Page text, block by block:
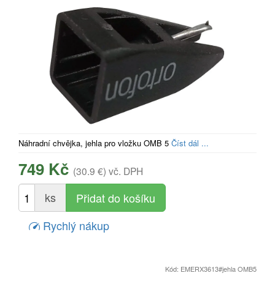
Náhradní chvějka, jehla pro vložku OMB 5 Číst dál ...
749 Kč (30.9 €) vč. DPH
ks
Rychlý nákup
Kód: EMERX3613#jehla OMB5